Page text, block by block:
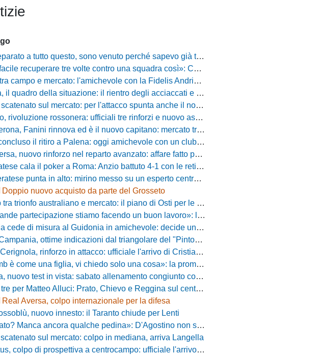
a tutto questo, sono venuto perché sapevo già tutto»: la carica di Nesta al popolo irpino
tre volte contro una squadra così»: Calabro promuove il carattere del suo Padova
e mercato: l'amichevole con la Fidelis Andria, le parole di Pelosi e l'idea Conti
della situazione: il rientro degli acciaccati e le trattative di mercato
sul mercato: per l'attacco spunta anche il nome di Okaka
rossonera: ufficiali tre rinforzi e nuovo assetto al vertice del club
Fanini rinnova ed è il nuovo capitano: mercato tra colpi esperti e l'addio a Daffara
il ritiro a Palena: oggi amichevole con un club di D verso la Coppa
nuovo rinforzo nel reparto avanzato: affare fatto per Della Pietra
cala il poker a Roma: Anzio battuto 4-1 con le reti di Palmieri, Esposito, Suhs e Maggio
punta in alto: mirino messo su un esperto centrocampista
Doppio nuovo acquisto da parte del Grosseto
australiano e mercato: il piano di Osti per le uscite e la suggestione Almena
stiamo facendo un buon lavoro»: la carica di mister Bonera accende la Pro Vercelli
di misura al Guidonia in amichevole: decide un rigore di Zuppel a Bastia
ottime indicazioni dal triangolare del "Pinto": il report
rinforzo in attacco: ufficiale l'arrivo di Cristian Padula dal Torino
una figlia, vi chiedo solo una cosa»: la promessa di Vittorio Massi commuove la piazza
test in vista: sabato allenamento congiunto con il Bisignano
per Matteo Alluci: Prato, Chievo e Reggina sul centrocampista
Real Aversa, colpo internazionale per la difesa
nuovo innesto: il Taranto chiude per Lenti
Manca ancora qualche pedina»: D'Agostino non si ferma e punta in alto
sul mercato: colpo in mediana, arriva Langella
colpo di prospettiva a centrocampo: ufficiale l'arrivo di Bilal Khamlich